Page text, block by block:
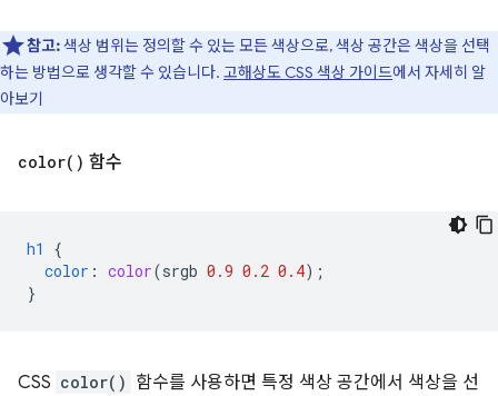
참고:색상 범위는 정의할 수 있는 모든 색상으로, 색상 공간은 색상을 선택
하는 방법으로 생각할 수 있습니다. 고해상도 CSS 색상 가이드에서 자세히 알
아보기
color( ) 함수
h1
{
color : color(srgb 0.9 0.2 0.4);
}
CSS color() 함수를 사용하면 특정 색상 공간에서 색상을 선